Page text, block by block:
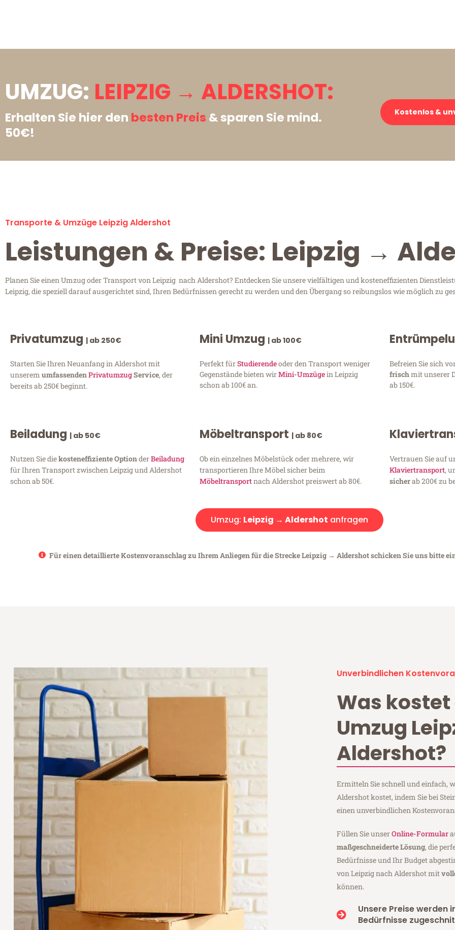
UMZUG: LEIPZIG → ALDERSHOT:
Erhalten Sie hier den besten Preis & sparen Sie mind.
50€!
Kostenlos &
Transporte & Umzüge Leipzig Aldershot
Leistungen & Preise: Leipzig →
Planen Sie einen Umzug oder Transport von Leipzig nach Aldershot? Entdecken Sie unsere vielfältigen und kosteneffizienten
Leipzig, die speziell darauf ausgerichtet sind, Ihren Bedürfnissen gerecht zu werden und den Übergang so reibungslos wie möglich zu
Privatumzug | ab 250€
Starten Sie Ihren Neuanfang in Aldershot mit
unserem umfassendenPrivatumzugService, der
bereits ab 250€ beginnt.
Mini Umzug | ab 100€
Perfekt fürStudierendeoder den Transport weniger
Gegenstände bieten wirMini-Umzügein Leipzig
schon ab 100€ an.
Befreien Sie sich
frischmit unserer
ab 150€.
Beiladung | ab 50€
Nutzen Sie diekosteneffiziente OptionderBeiladung
für Ihren Transport zwischen Leipzig und Aldershot
schon ab 50€.
Möbeltransport | ab 80€
Ob ein einzelnes Möbelstück oder mehrere, wir
transportieren Ihre Möbel sicher beim
Möbeltransportnach Aldershot preiswert ab 80€.
Vertrauen Sie auf
Klaviertransport,
sicherab 200€ zu
Umzug: Leipzig → Aldershot anfragen
Für einen detaillierte Kostenvoranschlag zu Ihrem Anliegen für die Strecke Leipzig → Aldershot schicken Sie uns bitte
Unverbindlichen
Was kostet
Umzug
Aldershot?
Ermitteln Sie schnell und einfach,
Aldershot kostet, indem Sie bei
einen unverbindlichen
Füllen Sie unserOnline-Formular
maßgeschneiderte Lösung, die
Bedürfnisse und Ihr Budget
von Leipzig nach Aldershot mit
können.
Unsere Preise werden
Bedürfnisse